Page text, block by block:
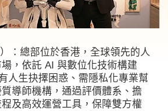
：總部位於香港，全球領先的人
，依託 AI 與數位化技術構建
人生抉擇困惑、需隱私化專業幫
導師機構，通過評價體系、擔
及高效運營工具，保障雙方權